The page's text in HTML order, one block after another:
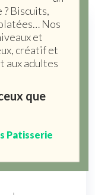
1953,
Biscuits,
Nos
et
créatif et
aux adultes
que
Patisserie